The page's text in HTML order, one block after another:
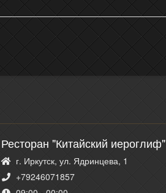
Ресторан "Китайский иероглиф"
г. Иркутск, ул. Ядринцева, 1
+79246071857